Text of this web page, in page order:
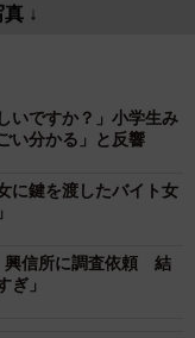
↓
いですか？」小学生み
い分かる」と反響
に鍵を渡したバイト女
興信所に調査依頼 結
ぎ」